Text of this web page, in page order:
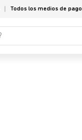
Todos los medios de pago